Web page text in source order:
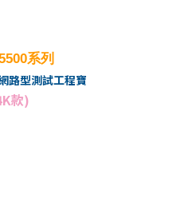
系列
路型測試工程寶
款)